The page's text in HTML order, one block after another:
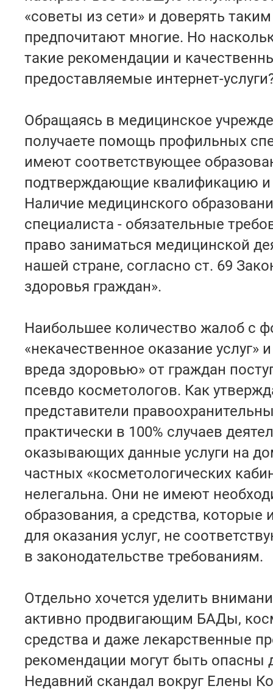
«советы из сети» и доверять
предпочитают многие. Но
такие рекомендации и
предоставляемые интернет-
Обращаясь в медицинское
получаете помощь профильных
имеют соответствующее
подтверждающие квалификацию
Наличие медицинского
специалиста - обязательные
право заниматься медицинской
нашей стране, согласно ст. 69
здоровья граждан».
Наибольшее количество жалоб с
«некачественное оказание услуг»
вреда здоровью» от граждан
псевдо косметологов. Как
представители
практически в 100% случаев
оказывающих данные услуги на
частных «косметологических
нелегальна. Они не имеют
образования, а средства, которые
для оказания услуг, не
в законодательстве требованиям.
Отдельно хочется уделить
активно продвигающим БАДы,
средства и даже лекарственные
рекомендации могут быть опасны
Недавний скандал вокруг Елены